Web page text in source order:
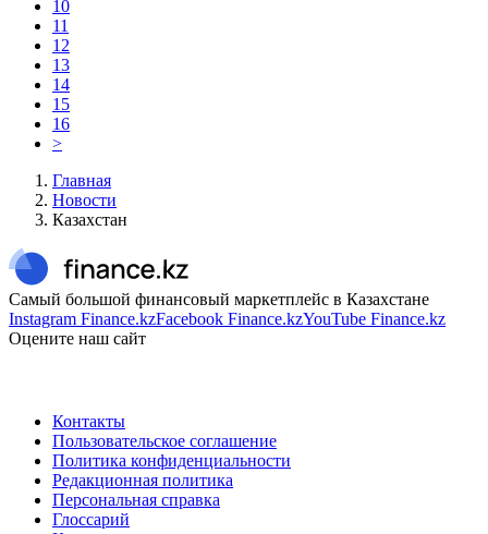
10
11
12
13
14
15
16
>
Главная
Новости
Казахстан
Самый большой финансовый маркетплейс в Казахстане
Instagram Finance.kzFacebook Finance.kzYouTube Finance.kz
Оцените наш сайт
Контакты
Пользовательское соглашение
Политика конфиденциальности
Редакционная политика
Персональная справка
Глоссарий